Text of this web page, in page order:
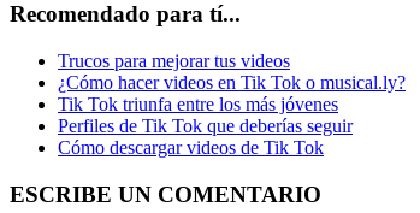
Recomendado para tí...
Trucos para mejorar tus videos
¿Cómo hacer videos en Tik Tok o musical.ly?
Tik Tok triunfa entre los más jóvenes
Perfiles de Tik Tok que deberías seguir
Cómo descargar videos de Tik Tok
ESCRIBE UN COMENTARIO